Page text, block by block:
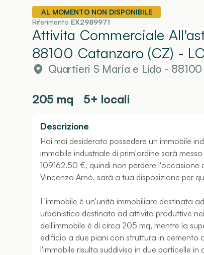
AL MOMENTO NON DISPONIBILE
Riferimento EX2989971
Attivita Commerciale
88100 Catanzaro (CZ) -
Quartieri S Maria e Lido -
205 mq 5+ locali
Descrizione
Hai mai desiderato possedere un immobile
immobile industriale di prim'ordine sarà
109162.50 €, quindi non perdere
Vincenzo Arnò, sarà a tua disposizione per
L'immobile è un'unità immobiliare destinata
urbanistico destinato ad attività produttive
dell'immobile è di circa 205 mq, mentre la
edificio a due piani con struttura in cemento
l'immobile risulta suddiviso in due particelle